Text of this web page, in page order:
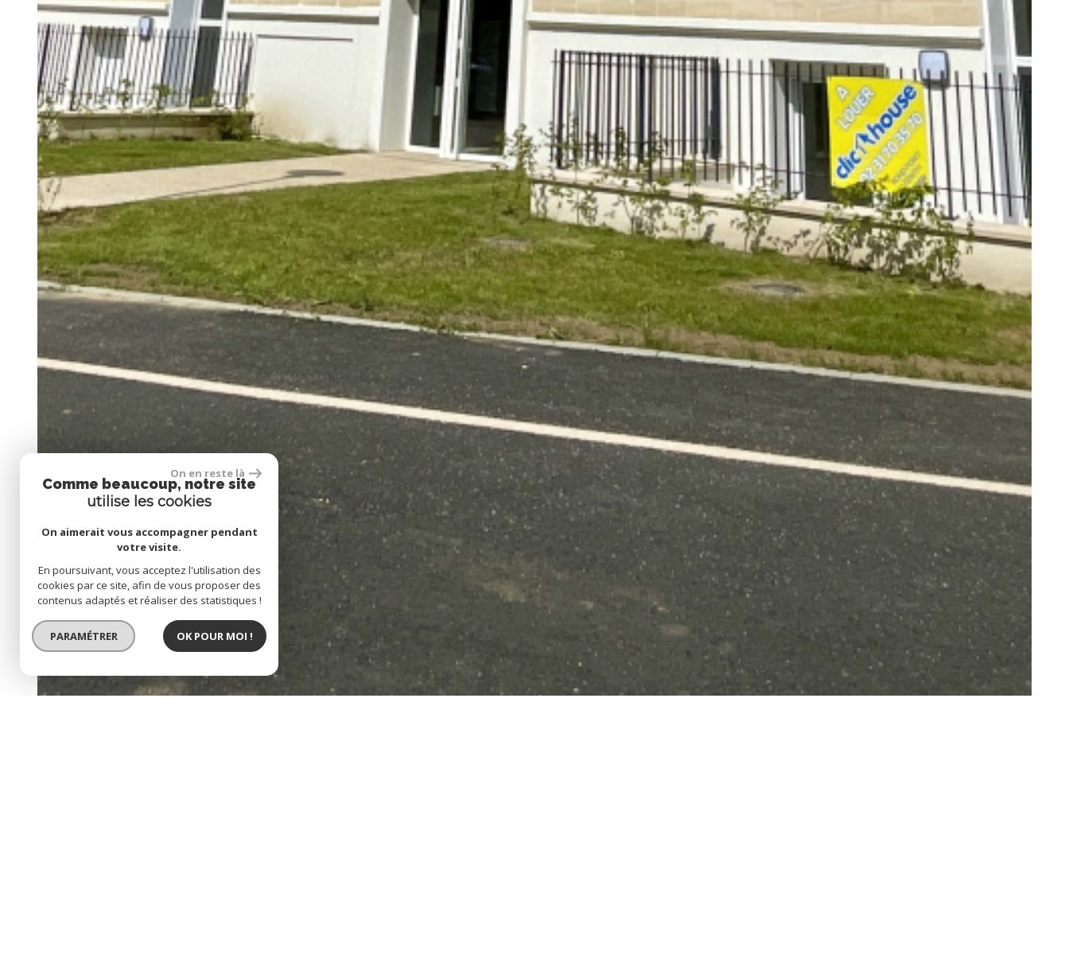
On en reste là
Comme beaucoup, notre site
utilise les cookies
On aimerait vous accompagner pendant
votre visite.
En poursuivant, vous acceptez l'utilisation des
cookies par ce site, afin de vous proposer des
contenus adaptés et réaliser des statistiques !
PARAMÉTRER OK POUR MOI !